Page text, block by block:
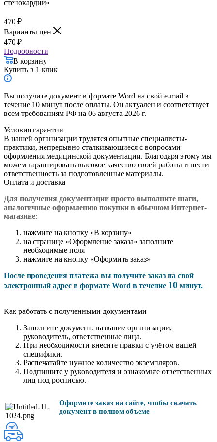
470 ₽
Варианты цен
470 ₽
Подробности
В корзину
Купить в 1 клик
Вы получите документ в формате Word на свой e-mail в
течение 10 минут после оплаты. Он актуален и соответствует
всем требованиям РФ на 06 августа 2026 г.
Условия гарантии
В нашей организации трудятся опытные специалисты-
практики, непрерывно сталкивающиеся с вопросами
оформления медицинской документации. Благодаря этому мы
можем гарантировать высокое качество своей работы и нести
ответственность за подготовленные материалы.
Оплата и доставка
Для получения документации просто выполните шаги,
аналогичные оформлению покупки в обычном Интернет-
магазине:
нажмите на кнопку «В корзину»
на странице «Оформление заказа» заполните
необходимые поля
нажмите на кнопку «Оформить заказ»
После проведения платежа вы получите заказ на свой
электронный адрес в формате Word в течение 10 минут.
Как работать с полученными документами
Заполните документ: название организации,
руководитель, ответственные лица.
При необходимости внесите правки с учётом вашей
специфики.
Распечатайте нужное количество экземпляров.
Подпишите у руководителя и ознакомьте ответственных
лиц под росписью.
Оформите заказ на сайте, чтобы скачать
документ в полном объеме